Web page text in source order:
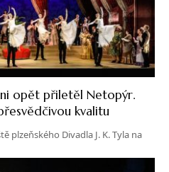
opět přiletěl Netopýr.
kvalitu
plzeňského Divadla J. K. Tyla na